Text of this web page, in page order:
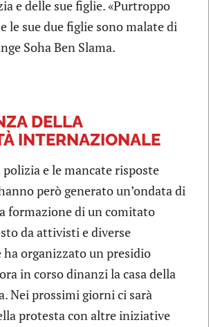
e delle sue figlie. «Purtroppo
le sue due figlie sono malate di
Soha Ben Slama.
DELLA
INTERNAZIONALE
e le mancate risposte
però generato un’ondata di
formazione di un comitato
da attivisti e diverse
ha organizzato un presidio
in corso dinanzi la casa della
Nei prossimi giorni ci sarà
protesta con altre iniziative